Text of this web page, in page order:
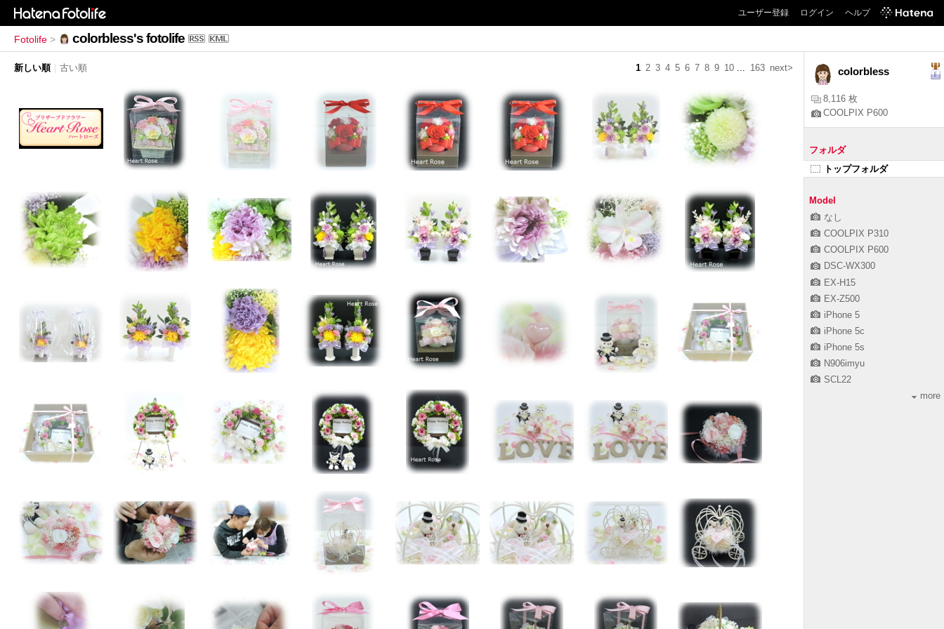
ユーザー登録 ログイン ヘルプ
Fotolife > colorbless's fotolife
1 2 3 4 5 6 7 8 9 10 ... 163 next>
新しい順 古い順 colorbless
8,116 枚
COOLPIX P600
フォルダ
トップフォルダ
Model
なし
COOLPIX P310
COOLPIX P600
DSC-WX300
EX-H15
EX-Z500
iPhone 5
iPhone 5c
iPhone 5s
N906imyu
SCL22
more